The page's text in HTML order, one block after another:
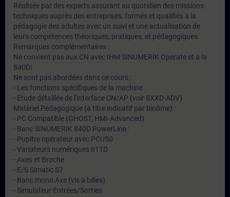
Réalisée par des experts assurant au quotidien des missions
techniques auprès des entreprises, formés et qualifiés à la
pédagogie des adultes avec un suivi et une actualisation de
leurs compétences théoriques, pratiques, et pédagogiques.
Remarques complémentaires :
Ne convient pas aux CN avec IHM SINUMERIK Operate et à la
840Di
Ne sont pas abordées dans ce cours :
- Les fonctions spécifiques de la machine
- Etude détaillée de l'interface CN/AP (voir 8XXD-ADV)
Matériel Pédagogique (à titre indicatif par binôme) :
- PC Compatible (GHOST, HMI-Advanced)
- Banc SINUMERIK 840D PowerLine :
- Pupitre opérateur avec PCU50
- Variateurs numériques 611D
- Axes et Broche
- E/S Simatic S7
- Banc mono Axe (vis à billes)
- Simulateur Entrées/Sorties